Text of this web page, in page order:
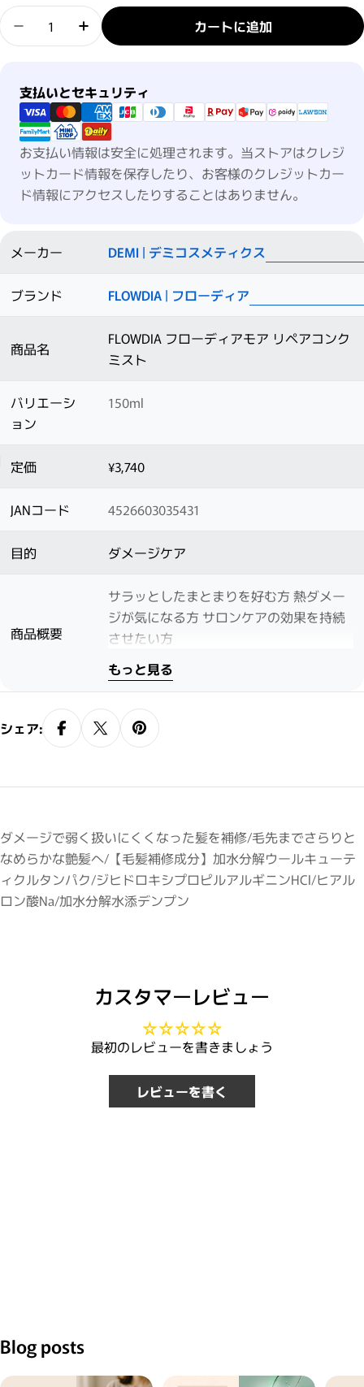
数量
FLOWDIA フローディアモア リペアコンク ミストの
FLOWDIA フローディアモア リペアコン
カートに追加
支払いとセキュリティ
支払い方法
お支払い情報は安全に処理されます。当ストアはクレジ
ットカード情報を保存したり、お客様のクレジットカー
ド情報にアクセスしたりすることはありません。
メーカー DEMI | デミコスメティクス
ブランド FLOWDIA | フローディア
商品名
FLOWDIA フローディアモア リペアコンク
ミスト
バリエーシ
ョン
150ml
定価 ¥3,740
JANコード 4526603035431
目的 ダメージケア
商品概要
サラッとしたまとまりを好む方 熱ダメー
ジが気になる方 サロンケアの効果を持続
させたい方
もっと見る
シェア:
ダメージで弱く扱いにくくなった髪を補修/毛先までさらりと
なめらかな艶髪へ/【毛髪補修成分】加水分解ウールキューテ
ィクルタンパク/ジヒドロキシプロピルアルギニンHCl/ヒアル
ロン酸Na/加水分解水添デンプン
カスタマーレビュー
最初のレビューを書きましょう
レビューを書く
Blog posts